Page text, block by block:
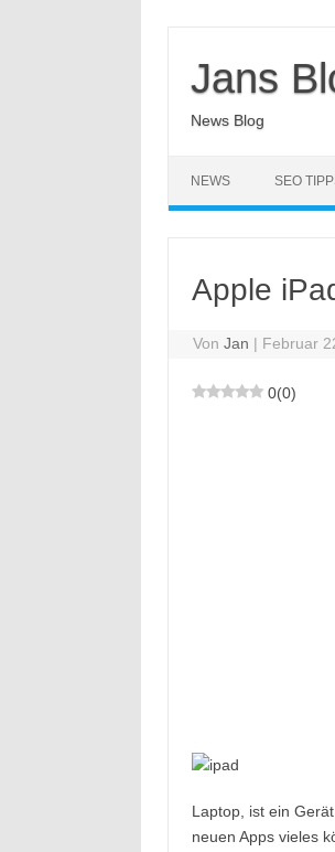
springen
Jans
News Blog
NEWS SEO
Apple
VonJan | Februar
0(0)
Laptop, ist ein
neuen Apps vieles